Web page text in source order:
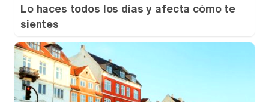
Lo haces todos los días y afecta cómo te
sientes